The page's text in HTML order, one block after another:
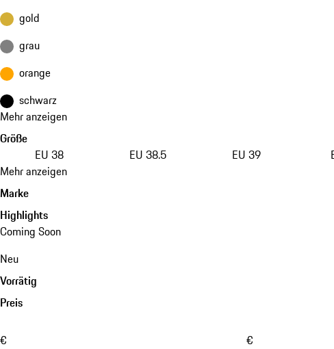
gold
grau
orange
schwarz
Mehr anzeigen
Größe
EU 38
EU 38.5 EU 39
Mehr anzeigen
Marke
Highlights
Coming Soon
Neu
Vorrätig
Preis
€ €